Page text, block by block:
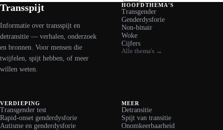
Facebook
X LinkedIn
WhatsApp
Transspijt
Informatie over transspijt en
detransitie — verhalen, onderzoek
en bronnen. Voor mensen die
twijfelen, spijt hebben, of meer
willen weten.
HOOFDTHEMA'S
Transgender
Genderdysforie
Non-binair
Woke
Cijfers
Alle thema's →
VERDIEPING
Transgender test
Rapid-onset genderdysforie
Autisme en genderdysforie
MEER
Detransitie
Spijt van transitie
Onomkeerbaarheid